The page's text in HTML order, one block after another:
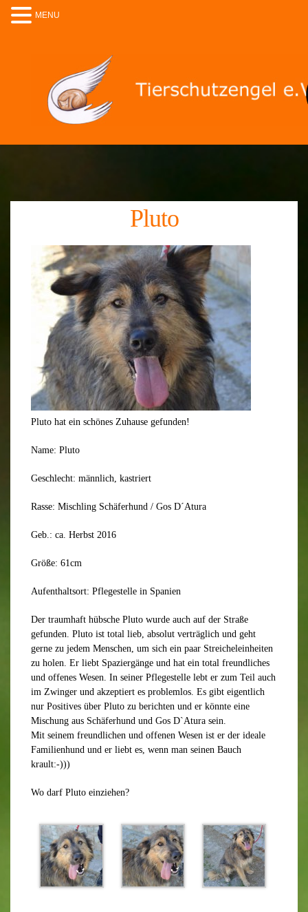
Pluto
Pluto hat ein schönes Zuhause gefunden!
Name: Pluto
Geschlecht: männlich, kastriert
Rasse: Mischling Schäferhund / Gos D´Atura
Geb.: ca. Herbst 2016
Größe: 61cm
Aufenthaltsort: Pflegestelle in Spanien
Der traumhaft hübsche Pluto wurde auch auf der Straße
gefunden. Pluto ist total lieb, absolut verträglich und geht
gerne zu jedem Menschen, um sich ein paar Streicheleinheiten
zu holen. Er liebt Spaziergänge und hat ein total freundliches
und offenes Wesen. In seiner Pflegestelle lebt er zum Teil auch
im Zwinger und akzeptiert es problemlos. Es gibt eigentlich
nur Positives über Pluto zu berichten und er könnte eine
Mischung aus Schäferhund und Gos D`Atura sein.
Mit seinem freundlichen und offenen Wesen ist er der ideale
Familienhund und er liebt es, wenn man seinen Bauch
krault:-)))
Wo darf Pluto einziehen?
MENU